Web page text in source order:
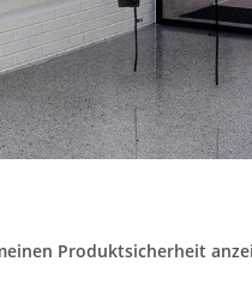
Produktsicherheit